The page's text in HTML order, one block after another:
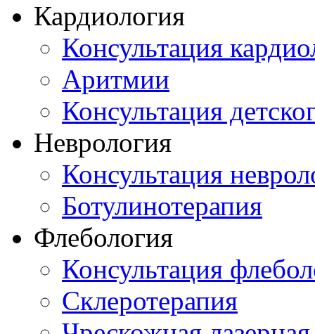
Кардиология
Консультация
Аритмии
Консультация
Неврология
Консультация
Ботулинотерапия
Флебология
Консультация
Склеротерапия